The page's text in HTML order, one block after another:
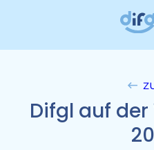
Nicht
Kontakt
Difgl auf der